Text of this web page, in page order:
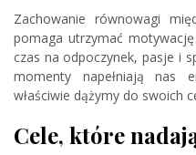
Zachowanie równowagi
pomaga utrzymać
czas na odpoczynek, pasje i
momenty napełniają nas
właściwie dążymy do swoich
Cele, które